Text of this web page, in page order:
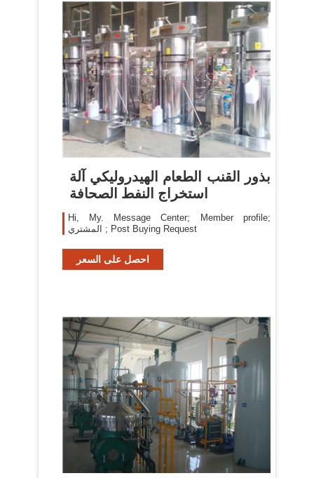
بذور القنب الطعام الهيدروليكي آلة
استخراج النفط الصحافة
Hi, My. Message Center; Member profile;
المشتري ; Post Buying Request
احصل على السعر